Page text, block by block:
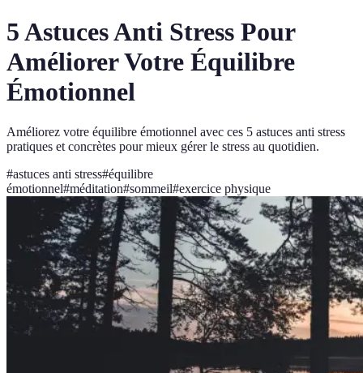
5 Astuces Anti Stress Pour
Améliorer Votre Équilibre
Émotionnel
Améliorez votre équilibre émotionnel avec ces 5 astuces anti stress
pratiques et concrètes pour mieux gérer le stress au quotidien.
#astuces anti stress#équilibre
émotionnel#méditation#sommeil#exercice physique